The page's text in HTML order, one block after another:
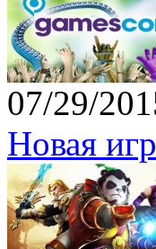
07/29/
Новая